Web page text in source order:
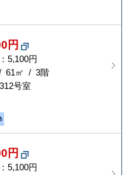
円
5,100円
61㎡ / 3階
号室
円
5,100円